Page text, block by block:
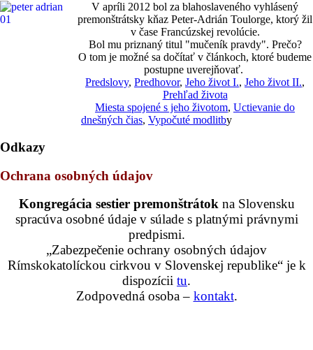
V apríli 2012 bol za blahoslaveného vyhlásený
premonštrátsky kňaz Peter-Adrián Toulorge, ktorý žil
v čase Francúzskej revolúcie.
Bol mu priznaný titul "mučeník pravdy". Prečo?
O tom je možné sa dočítať v článkoch, ktoré budeme
postupne uverejňovať.
Predslovy, Predhovor, Jeho život I., Jeho život II.,
Prehľad života
Miesta spojené s jeho životom, Uctievanie do
dnešných čias, Vypočuté modlitby
Odkazy
Ochrana osobných údajov
Kongregácia sestier premonštrátok na Slovensku
spracúva osobné údaje v súlade s platnými právnymi
predpismi.
„Zabezpečenie ochrany osobných údajov
Rímskokatolíckou cirkvou v Slovenskej republike“ je k
dispozícii tu.
Zodpovedná osoba – kontakt.